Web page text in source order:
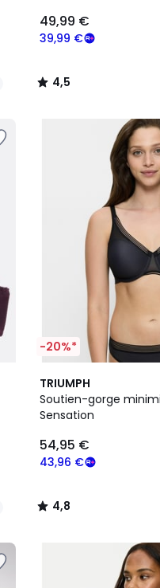
39,99 €
49,99 €
4,5
/
-20%*
TRIUMPH
Soutien-gorge
Sensation
43,96 €
54,95 €
4,8
/ 5
2
Couleurs
4,8
/